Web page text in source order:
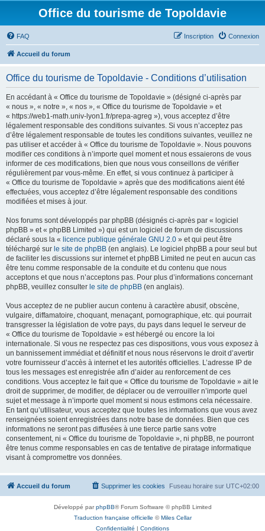
Office du tourisme de Topoldavie
FAQ Connexion
Inscription
Accueil du forum
Office du tourisme de Topoldavie - Conditions d’utilisation
En accédant à « Office du tourisme de Topoldavie » (désigné ci-après par
« nous », « notre », « nos », « Office du tourisme de Topoldavie » et
« https://web1-math.univ-lyon1.fr/prepa-agreg »), vous acceptez d’être
légalement responsable des conditions suivantes. Si vous n’acceptez pas
d’être légalement responsable de toutes les conditions suivantes, veuillez ne
pas utiliser et accéder à « Office du tourisme de Topoldavie ». Nous pouvons
modifier ces conditions à n’importe quel moment et nous essaierons de vous
informer de ces modifications, bien que nous vous conseillons de vérifier
régulièrement par vous-même. En effet, si vous continuez à participer à
« Office du tourisme de Topoldavie » après que des modifications aient été
effectuées, vous acceptez d’être légalement responsable des conditions
modifiées et mises à jour.
Nos forums sont développés par phpBB (désignés ci-après par « logiciel
phpBB » et « phpBB Limited ») qui est un logiciel de forum de discussions
déclaré sous la « licence publique générale GNU 2.0 » et qui peut être
téléchargé sur le site de phpBB (en anglais). Le logiciel phpBB a pour seul but
de faciliter les discussions sur internet et phpBB Limited ne peut en aucun cas
être tenu comme responsable de la conduite et du contenu que nous
acceptons et que nous n’acceptons pas. Pour plus d’informations concernant
phpBB, veuillez consulter le site de phpBB (en anglais).
Vous acceptez de ne publier aucun contenu à caractère abusif, obscène,
vulgaire, diffamatoire, choquant, menaçant, pornographique, etc. qui pourrait
transgresser la législation de votre pays, du pays dans lequel le serveur de
« Office du tourisme de Topoldavie » est hébergé ou encore la loi
internationale. Si vous ne respectez pas ces dispositions, vous vous exposez à
un bannissement immédiat et définitif et nous nous réservons le droit d’avertir
votre fournisseur d’accès à internet et les autorités officielles. L’adresse IP de
tous les messages est enregistrée afin d’aider au renforcement de ces
conditions. Vous acceptez le fait que « Office du tourisme de Topoldavie » ait le
droit de supprimer, de modifier, de déplacer ou de verrouiller n’importe quel
sujet et message à n’importe quel moment si nous estimons cela nécessaire.
En tant qu’utilisateur, vous acceptez que toutes les informations que vous avez
renseignées soient enregistrées dans notre base de données. Bien que ces
informations ne seront pas diffusées à une tierce partie sans votre
consentement, ni « Office du tourisme de Topoldavie », ni phpBB, ne pourront
être tenus comme responsables en cas de tentative de piratage informatique
visant à compromettre vos données.
Accueil du forum Fuseau horaire sur UTC+02:00
Supprimer les cookies
Développé parphpBB® Forum Software © phpBB Limited
Traduction française officielle ©Miles Cellar
Confidentialité | Conditions